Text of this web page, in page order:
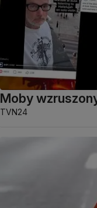
Moby
TVN24